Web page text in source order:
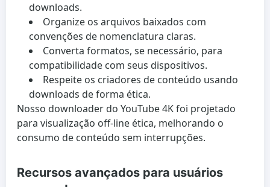
downloads.
Organize os arquivos baixados com
convenções de nomenclatura claras.
Converta formatos, se necessário, para
compatibilidade com seus dispositivos.
Respeite os criadores de conteúdo usando
downloads de forma ética.
Nosso downloader do YouTube 4K foi projetado
para visualização off-line ética, melhorando o
consumo de conteúdo sem interrupções.
Recursos avançados para usuários